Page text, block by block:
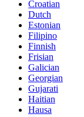
Croatian
Dutch
Estonian
Filipino
Finnish
Frisian
Galician
Georgian
Gujarati
Haitian
Hausa